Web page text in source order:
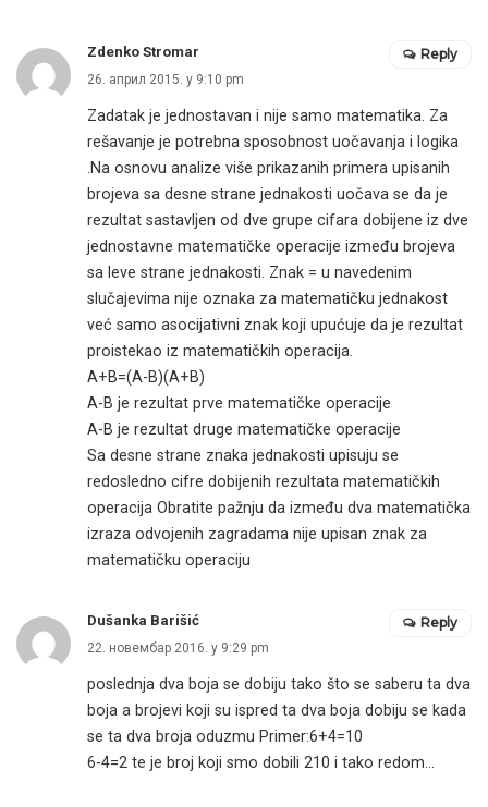
Zdenko Stromar
26. април 2015. у 9:10 pm
Zadatak je jednostavan i nije samo matematika. Za
rešavanje je potrebna sposobnost uočavanja i logika
.Na osnovu analize više prikazanih primera upisanih
brojeva sa desne strane jednakosti uočava se da je
rezultat sastavljen od dve grupe cifara dobijene iz dve
jednostavne matematičke operacije između brojeva
sa leve strane jednakosti. Znak = u navedenim
slučajevima nije oznaka za matematičku jednakost
već samo asocijativni znak koji upućuje da je rezultat
proistekao iz matematičkih operacija.
A+B=(A-B)(A+B)
A-B je rezultat prve matematičke operacije
A-B je rezultat druge matematičke operacije
Sa desne strane znaka jednakosti upisuju se
redosledno cifre dobijenih rezultata matematičkih
operacija Obratite pažnju da između dva matematička
izraza odvojenih zagradama nije upisan znak za
matematičku operaciju
Reply
Dušanka Barišić
22. новембар 2016. у 9:29 pm
poslednja dva boja se dobiju tako što se saberu ta dva
boja a brojevi koji su ispred ta dva boja dobiju se kada
se ta dva broja oduzmu Primer:6+4=10
6-4=2 te je broj koji smo dobili 210 i tako redom…
Reply